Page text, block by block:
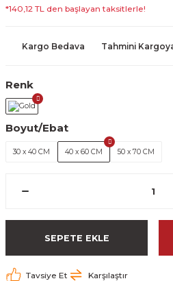
*140,12 TL den başlayan taksitlerle!
Kargo Bedava Tahmini
Renk
Boyut/Ebat
30 x 40 CM 40 x 60 CM 50 x 70 CM
SEPETE EKLE
Tavsiye Et Karşılaştır